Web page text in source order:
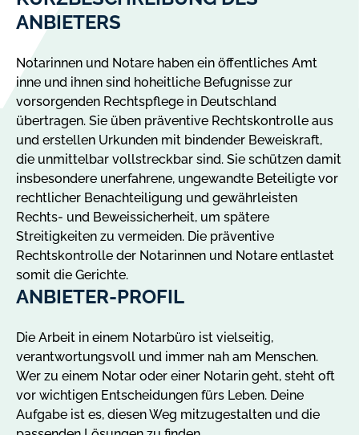
ANBIETERS
Notarinnen und Notare haben ein öffentliches Amt
inne und ihnen sind hoheitliche Befugnisse zur
vorsorgenden Rechtspflege in Deutschland
übertragen. Sie üben präventive Rechtskontrolle aus
und erstellen Urkunden mit bindender Beweiskraft,
die unmittelbar vollstreckbar sind. Sie schützen damit
insbesondere unerfahrene, ungewandte Beteiligte vor
rechtlicher Benachteiligung und gewährleisten
Rechts- und Beweissicherheit, um spätere
Streitigkeiten zu vermeiden. Die präventive
Rechtskontrolle der Notarinnen und Notare entlastet
somit die Gerichte.
ANBIETER-PROFIL
Die Arbeit in einem Notarbüro ist vielseitig,
verantwortungsvoll und immer nah am Menschen.
Wer zu einem Notar oder einer Notarin geht, steht oft
vor wichtigen Entscheidungen fürs Leben. Deine
Aufgabe ist es, diesen Weg mitzugestalten und die